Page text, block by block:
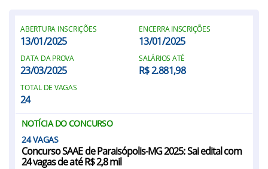
ABERTURA INSCRIÇÕES
13/01/2025
ENCERRA INSCRIÇÕES
13/01/2025
DATA DA PROVA
23/03/2025
SALÁRIOS ATÉ
R$ 2.881,98
TOTAL DE VAGAS
24
NOTÍCIA DO CONCURSO
24
Concurso SAAE de Paraisópolis-MG 2025: Sai edital com
24 vagas de até R$ 2,8 mil